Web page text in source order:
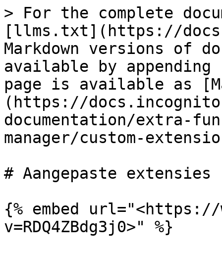
> For the complete
[llms.txt](https://
Markdown versions of
available by
page is available as
(https://
documentation/extra-
manager/custom-
# Aangepaste extensies
{% embed url="<https://
v=RDQ4ZBdg3j0>" %}